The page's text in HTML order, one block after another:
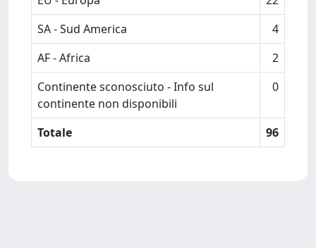
SA - Sud America
4
AF - Africa
2
Continente sconosciuto - Info sul
continente non disponibili
0
Totale 96